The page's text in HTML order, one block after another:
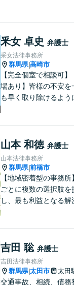
とまずはご相談くださ
【土日祝日・夜間も対
能】
釆女 卓史 弁護士
采女法律事務所
群馬県|高崎市
【完全個室で相談可
場あり】皆様の不安を
も早く取り除けるよう
す。 ※お電話やメールでの無
料法律相談は行ってお
ん。
山本 和徳 弁護士
山本法律事務所
群馬県|前橋市
【地域密着型の事務
ごとに複数の選択肢を
し、最も利益となる解
件・労働問題など、幅
案に対応。高崎・前橋
田・伊勢崎などからの
も可能です
吉田 聡 弁護士
吉田法律事務所
群馬県|太田市 太田
交通事故、相続、債務